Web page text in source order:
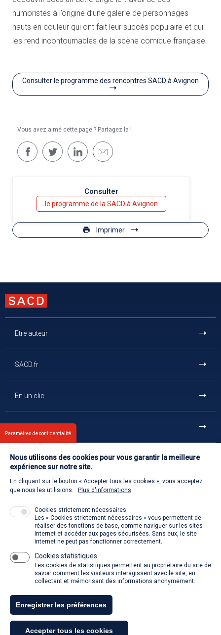
humoristes à l’origine d’une galerie de personnages
hauts en couleur qui ont fait leur succès populaire et qui
les rend incontournables de la scène comique française.
Consulter le programme des rencontres SACD à Avignon
Vous avez aimé cette page ? Partagez la !
Consulter
le programme de la SACD à Avignon
Imprimer
Etre auteur
SACD.fr
En un clic
La SACD partout, quand vous voulez
Contact
Retour à l'accueil
Venir à la SACD
Tous droits réservés - SACD 2021
Paramètres de confidentialité
Nous utilisons des cookies pour vous garantir la meilleure
expérience sur notre site.
En cliquant sur le bouton « Accepter tous les cookies », vous acceptez
que nous les utilisions.
Plus d'informations
Cookies strictement nécessaires
Les « Cookies strictement nécessaires » vous permettent de
réaliser des fonctions de base, comme naviguer sur les sites
internet et accéder aux pages sécurisées. Sans eux, le site
internet ne peut pas fonctionner correctement.
Cookies statistiques
Les cookies de statistiques permettent au propriétaire du site de
savoir comment les visiteurs interagissent avec le site, en
collectant et mémorisant des informations anonymement.
Enregistrer les préférences
Accepter tous les cookies